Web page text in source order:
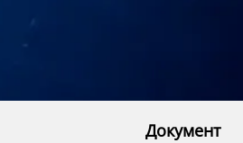
Документ